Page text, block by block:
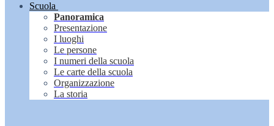
Scuola
Panoramica
Presentazione
I luoghi
Le persone
I numeri della scuola
Le carte della scuola
Organizzazione
La storia